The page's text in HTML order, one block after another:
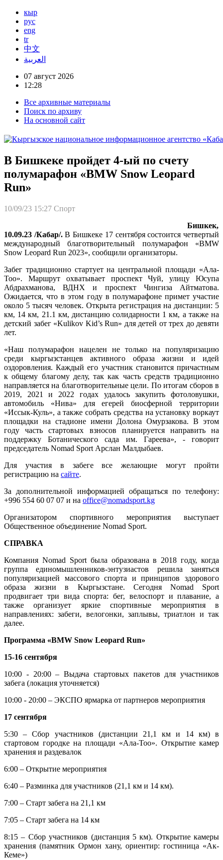
кыр
рус
eng
tr
中文
العربية
07 август 2026
12:28
Все архивные материалы
Поиск по архиву
На основной сайт
В Бишкеке пройдет 4-ый по счету
полумарафон «BMW Snow Leopard
Run»
10/09/23 15:27 Спорт
Бишкек,
10.09.23 /Кабар/.В Бишкеке 17 сентября состоится четвертый
международный благотворительный полумарафон «BMW
Snow Leopard Run 2023», сообщили организаторы.
Забег традиционно стартует на центральной площади «Ала-
Тоо». Маршрут охватывает проспект Чуй, улицу Юсупа
Абдрахманова, ВДНХ и проспект Чингиза Айтматова.
Ожидается, что в этом году в полумарафоне примет участие
около 5 тысяч человек. Открыта регистрация на дистанции: 5
км, 14 км, 21.1 км, дистанцию солидарности 1 км, а также на
детский забег «Kulikov Kid’s Run» для детей от трех до девяти
лет.
«Наш полумарафон нацелен не только на популяризацию
среди кыргызстанцев активного образа жизни и идей
оздоровления. Каждый его участник становится причастным
к общему благому делу, так как часть средств традиционно
направляется на благотворительные цели. По итогам сборов в
2019, 2021 и 2022 годах удалось закупить фотоловушки,
автомобиль «Нива» для егерей биосферной территории
«Иссык-Куль», а также собрать средства на установку воркаут
площадки на стадионе имени Долона Омурзакова. В этом
году часть стартовых взносов планируется направить на
поддержку Ботанического сада им. Гареева», - говорит
председатель Nomad Sport Арслан Малдыбаев.
Для участия в забеге все желающие могут пройти
регистрацию на сайте.
За дополнительной информацией обращаться по телефону:
+996 554 60 07 07 и на office@nomadsport.kg
Организатором спортивного мероприятия выступает
Общественное объединение Nomad Sport.
СПРАВКА
Компания Nomad Sport была образована в 2018 году, когда
группа единомышленников-энтузиастов решила заняться
популяризацией массового спорта и принципов здорового
образа жизни в Кыргызстане. Сегодня Nomad Sport
продвигает три вида спорта: бег, велоспорт и плавание, а
также организует яркие спортивные мероприятия в
направлениях: забеги, велогонки, заплывы, триатлон и так
далее.
Программа «BMW Snow Leopard Run»
15-16 сентября
10:00 - 20:00 – Выдача стартовых пакетов для участников
забега (локация уточняется)
10:00 - 20:00 – ЭКСПО ярмарка от партнеров мероприятия
17 сентября
5:30 – Сбор участников (дистанции 21,1 км и 14 км) в
стартовом городке на площади «Ала-Тоо». Открытие камер
хранения и раздевалок
6:00 – Открытие мероприятия
6:40 – Разминка для участников (21,1 км и 14 км).
7:00 – Старт забега на 21,1 км
7:05 – Старт забега на 14 км
8:15 – Сбор участников (дистанция 5 км). Открытие камеры
хранения (памятник Ормон хану, ориентир: гостиница «Ак-
Кеме»)